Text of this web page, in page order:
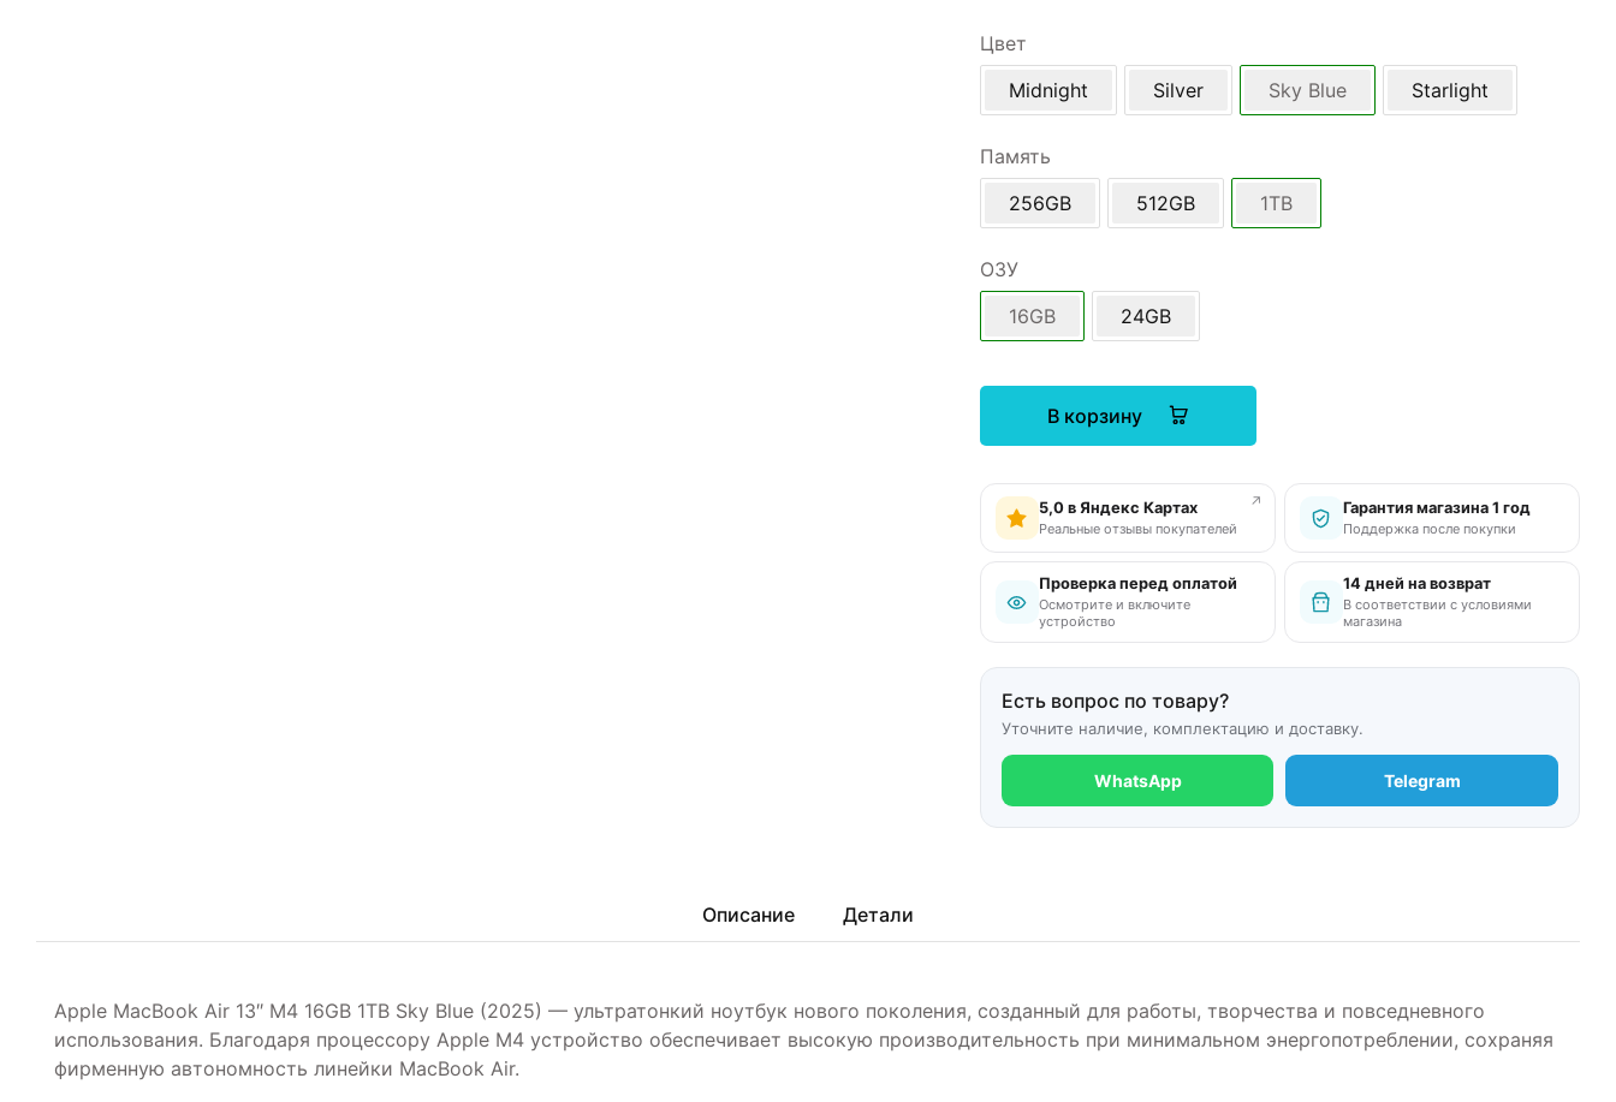
Цвет
Midnight
Silver Sky Blue Starlight
Память
256GB
512GB 1TB
ОЗУ
16GB
24GB
В корзину
5,0 в Яндекс Картах
Реальные отзывы покупателей
↗ Гарантия магазина 1 год
Поддержка после покупки
Проверка перед оплатой
Осмотрите и включите
устройство
14 дней на возврат
В соответствии с условиями
магазина
Есть вопрос по товару?
Уточните наличие, комплектацию и доставку.
WhatsApp Telegram
Описание Детали
Apple MacBook Air 13″ M4 16GB 1TB Sky Blue (2025) — ультратонкий ноутбук нового поколения, созданный для работы, творчества и повседневного
использования. Благодаря процессору Apple M4 устройство обеспечивает высокую производительность при минимальном энергопотреблении, сохраняя
фирменную автономность линейки MacBook Air.